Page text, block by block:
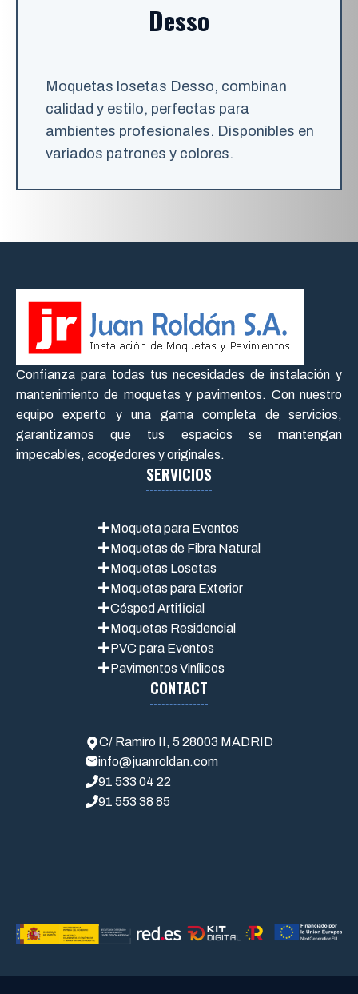
Desso
Moquetas losetas Desso, combinan
calidad y estilo, perfectas para
ambientes profesionales. Disponibles en
variados patrones y colores.
Confianza para todas tus necesidades de instalación y
mantenimiento de moquetas y pavimentos. Con nuestro
equipo experto y una gama completa de servicios,
garantizamos que tus espacios se mantengan
impecables, acogedores y originales.
SERVICIOS
Moqueta para Eventos
Moquetas de Fibra Natural
Moquetas Losetas
Moquetas para Exterior
Césped Artificial
Moquetas Residencial
PVC para Eventos
Pavimentos Vinílicos
CONTACT
C/ Ramiro II, 5 28003 MADRID
info@juanroldan.com
91 533 04 22
91 553 38 85